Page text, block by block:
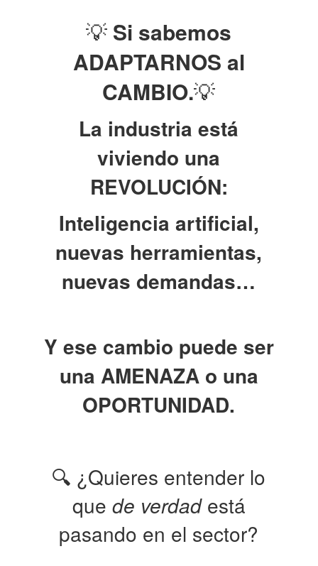
💡 Si sabemos
ADAPTARNOS al
CAMBIO.💡
La industria está
viviendo una
REVOLUCIÓN:
Inteligencia artificial,
nuevas herramientas,
nuevas demandas…
Y ese cambio puede ser
una AMENAZA o una
OPORTUNIDAD.
🔍 ¿Quieres entender lo
que de verdadestá
pasando en el sector?